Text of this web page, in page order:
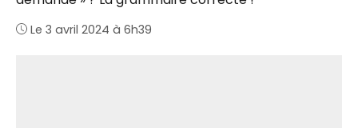
Le 3 avril 2024 à 6h39